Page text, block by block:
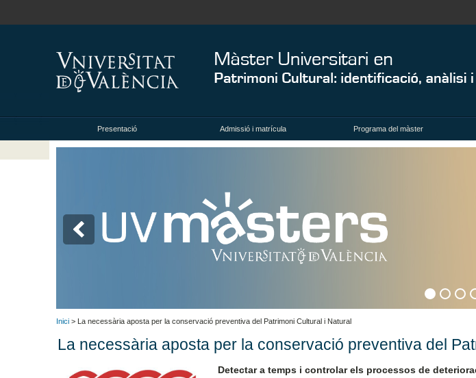
Presentació Admissió i matrícula Programa del màster
Inici > La necessària aposta per la conservació preventiva del Patrimoni Cultural i Natural
La necessària aposta per la conservació preventiva del
Detectar a temps i controlar els processos de